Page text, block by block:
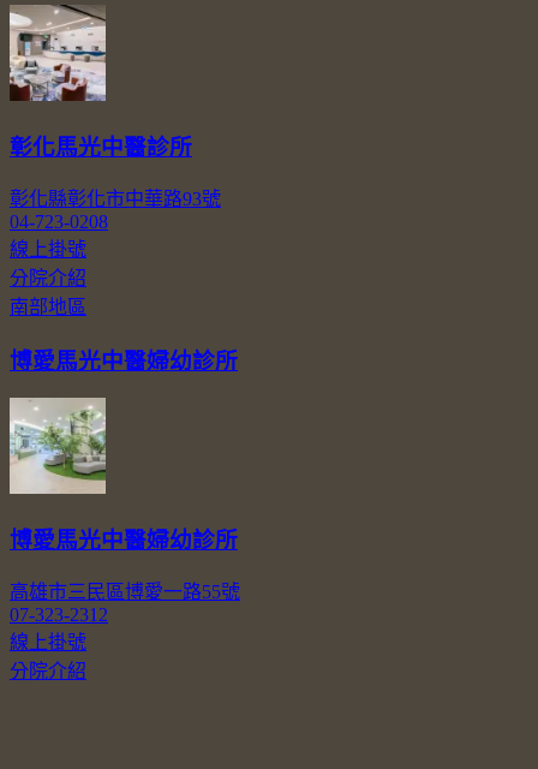
彰化馬光中醫診所
彰化縣彰化市中華路93號
04-723-0208
線上掛號
分院介紹
南部地區
博愛馬光中醫婦幼診所
博愛馬光中醫婦幼診所
高雄市三民區博愛一路55號
07-323-2312
線上掛號
分院介紹